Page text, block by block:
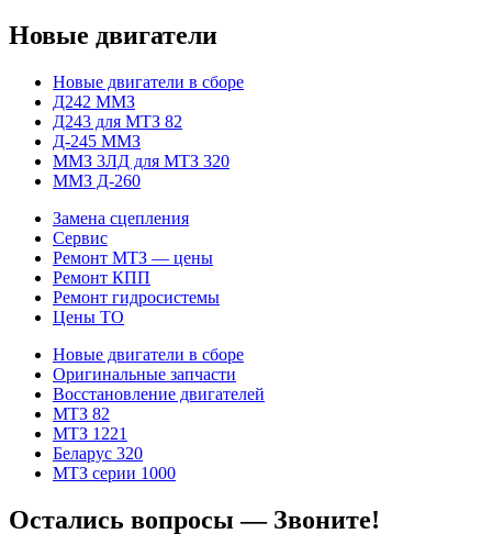
Новые двигатели
Новые двигатели в сборе
Д242 ММЗ
Д243 для МТЗ 82
Д-245 ММЗ
ММЗ 3ЛД для МТЗ 320
ММЗ Д-260
Замена сцепления
Сервис
Ремонт МТЗ — цены
Ремонт КПП
Ремонт гидросистемы
Цены ТО
Новые двигатели в сборе
Оригинальные запчасти
Восстановление двигателей
МТЗ 82
МТЗ 1221
Беларус 320
МТЗ серии 1000
Остались вопросы — Звоните!